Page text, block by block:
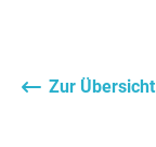
Zur Übersicht